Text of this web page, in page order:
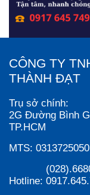
CÔNG TY
THÀNH ĐẠT
Trụ sở chính:
2G Đường Bình
TP.HCM
MTS: 0313725050
Hotline: